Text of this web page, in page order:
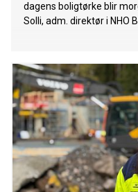
dagens boligtørke blir
Solli, adm. direktør i NHO